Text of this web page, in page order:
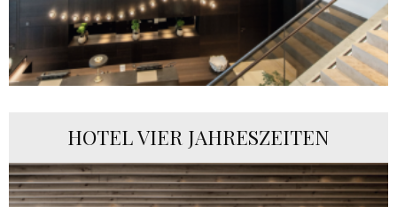
HOTEL VIER JAHRESZEITEN